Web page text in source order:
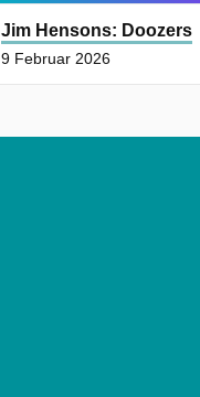
Jim Hensons: Doozers
9 Februar 2026